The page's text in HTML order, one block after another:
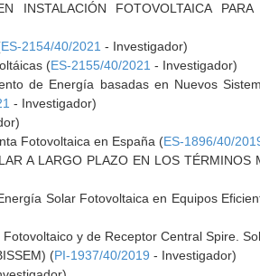
INSTALACIÓN FOTOVOLTAICA
ES-2154/40/2021 - Investigador)
(ES-2155/40/2021 - Investigador)
de Energía basadas en Nuevos
- Investigador)
Fotovoltaica en España (ES-1896/40/
A LARGO PLAZO EN LOS TÉRMINOS
Solar Fotovoltaica en Equipos
y de Receptor Central Spire.
(PI-1937/40/2019 - Investigador)